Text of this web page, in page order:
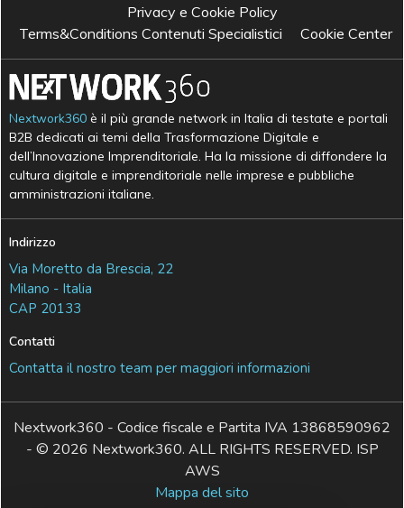
Privacy e Cookie Policy
Terms&Conditions Contenuti Specialistici
Cookie Center
Nextwork360 è il più grande network in Italia di testate e portali
B2B dedicati ai temi della Trasformazione Digitale e
dell’Innovazione Imprenditoriale. Ha la missione di diffondere la
cultura digitale e imprenditoriale nelle imprese e pubbliche
amministrazioni italiane.
Indirizzo
Via Moretto da Brescia, 22
Milano - Italia
CAP 20133
Contatti
Contatta il nostro team per maggiori informazioni
Nextwork360 - Codice fiscale e Partita IVA 13868590962
- © 2026 Nextwork360. ALL RIGHTS RESERVED. ISP
AWS
Mappa del sito